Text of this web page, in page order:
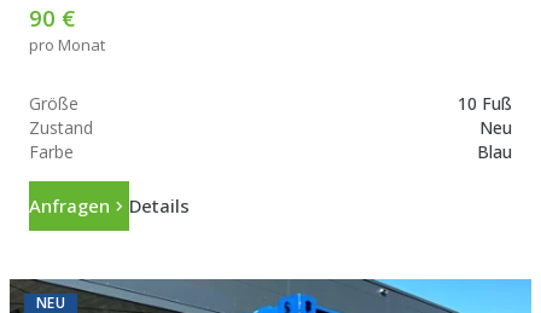
90 €
pro Monat
Größe
10 Fuß
Zustand
Neu
Farbe
Blau
Anfragen Details
NEU